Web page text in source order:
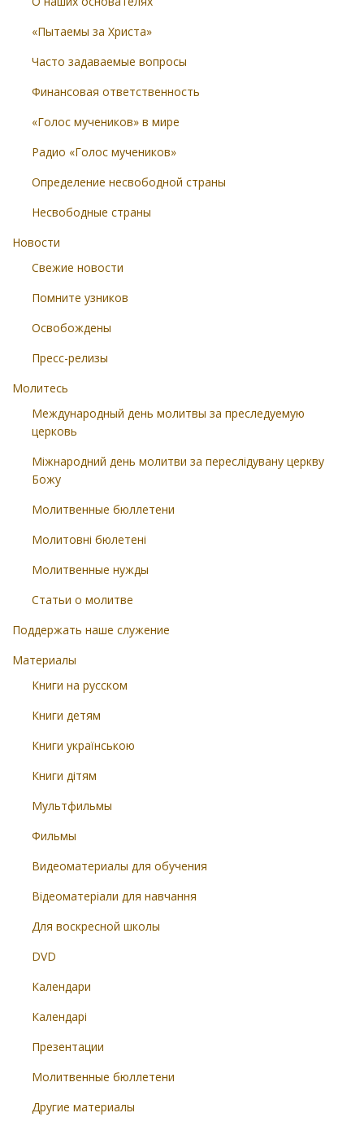
«Пытаемы за Христа»
Часто задаваемые вопросы
Финансовая ответственность
«Голос мучеников» в мире
Радио «Голос мучеников»
Определение несвободной страны
Несвободные страны
Новости
Свежие новости
Помните узников
Освобождены
Пресс-релизы
Молитесь
Международный день молитвы за преследуемую
церковь
Міжнародний день молитви за переслідувану церкву
Божу
Молитвенные бюллетени
Молитовні бюлетені
Молитвенные нужды
Статьи о молитве
Поддержать наше служение
Материалы
Книги на русском
Книги детям
Книги українською
Книги дітям
Мультфильмы
Фильмы
Видеоматериалы для обучения
Відеоматеріали для навчання
Для воскресной школы
DVD
Календари
Календарі
Презентации
Молитвенные бюллетени
Другие материалы